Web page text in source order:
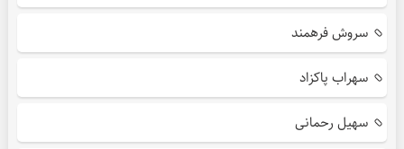
سروش فرهمند
سهراب پاکزاد
سهیل رحمانی